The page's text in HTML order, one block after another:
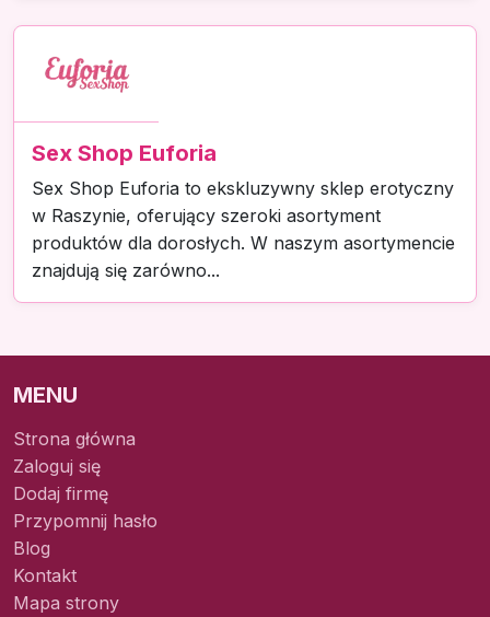
Sex Shop Euforia
Sex Shop Euforia to ekskluzywny sklep erotyczny
w Raszynie, oferujący szeroki asortyment
produktów dla dorosłych. W naszym asortymencie
znajdują się zarówno...
MENU
Strona główna
Zaloguj się
Dodaj firmę
Przypomnij hasło
Blog
Kontakt
Mapa strony